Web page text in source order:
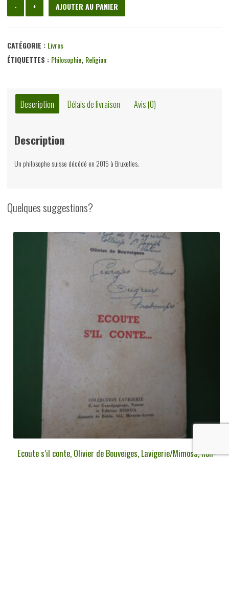
-
de
chemin
et
Gabriel
Fragnière,
du
livre,
+ AJOUTER AU PANIER
CATÉGORIE : Livres
ÉTIQUETTES : Philosophie, Religion
Description Délais de livraison Avis (0)
Description
Un philosophe suisse décédé en 2015 à Bruxelles.
Quelques suggestions?
Ecoute s’il conte, Olivier de Bouveiges, Lavigerie/Mimosa, non-